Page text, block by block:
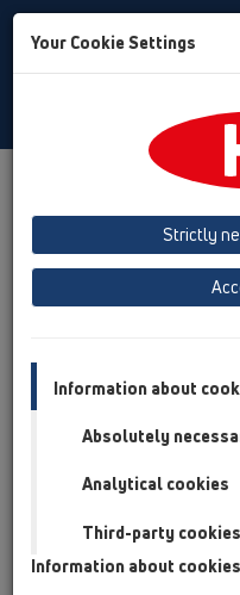
Prehľad
18 Tesniace manžety
HL801R
HL801V
Your Cookie Settings
Strictly
Information about
Absolutely
Analytical cookies
Third-party cookies
Information about cookies